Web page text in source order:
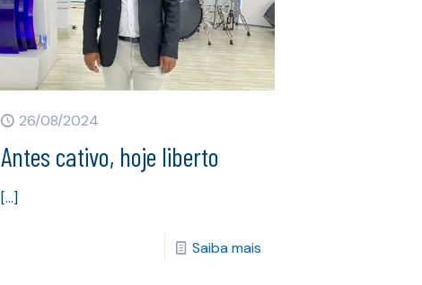
26/08/2024
Antes cativo, hoje liberto
[…]
Saiba mais